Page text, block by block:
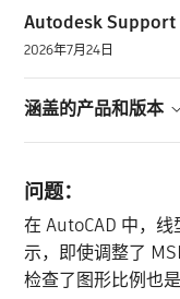
Autodesk Support
2026年7月24日
涵盖的产品和版本
问题：
在 AutoCAD 中，
示，即使调整了
检查了图形比例也